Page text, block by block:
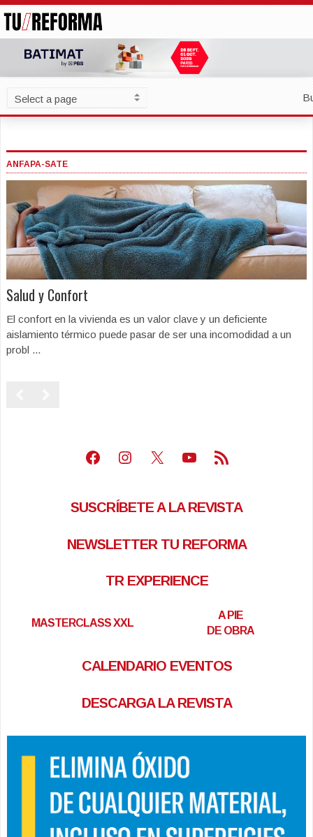
ANFAPA-SATE
Salud y Confort
El confort en la vivienda es un valor clave y un deficiente
aislamiento térmico puede pasar de ser una incomodidad a un
probl ...
Facebook
Instagram
X Youtube
Feed RSS
SUSCRÍBETE A LA REVISTA
NEWSLETTER TU REFORMA
TR EXPERIENCE
MASTERCLASS XXL
A PIE
DE OBRA
CALENDARIO EVENTOS
DESCARGA LA REVISTA